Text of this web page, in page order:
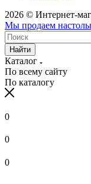
2026 © Интернет-
Мы продаем
Найти
Каталог
По всему сайту
По каталогу
0
0
0